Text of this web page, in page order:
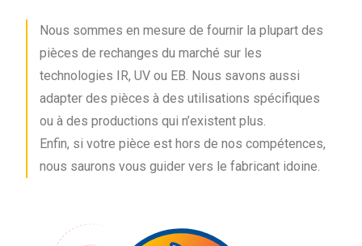
Nous sommes en mesure de fournir la plupart des
pièces de rechanges du marché sur les
technologies IR, UV ou EB. Nous savons aussi
adapter des pièces à des utilisations spécifiques
ou à des productions qui n’existent plus.
Enfin, si votre pièce est hors de nos compétences,
nous saurons vous guider vers le fabricant idoine.